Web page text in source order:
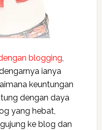
blogging
ianya
keuntungan
dengan daya
yang hebat,
ke blog dan